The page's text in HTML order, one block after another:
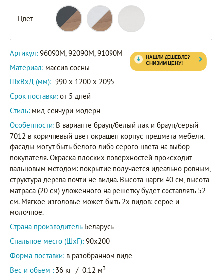
Цвет
96090М
92090М
91090М
Артикул: 96090М, 92090М, 91090М
Материал: массив сосны
ШxВxД (мм): 990 x 1200 x 2095
Срок поставки: от 5 дней
Стиль: мид-сенчури модерн
Особенности: В варианте браун/белый лак и браун/серый
7012 в коричневый цвет окрашен корпус предмета мебели,
фасады могут быть белого либо серого цвета на выбор
покупателя. Окраска плоских поверхностей происходит
вальцовым методом: покрытие получается идеально ровным,
структура дерева почти не видна. Высота царги 40 см, высота
матраса (20 см) уложенного на решетку будет составлять 52
см. Мягкое изголовье может быть 2х видов: серое и
молочное.
Страна производитель Беларусь
Спальное место (ШхГ): 90х200
Форма поставки: в разобранном виде
Вес и объем : 36 кг / 0.12 м3